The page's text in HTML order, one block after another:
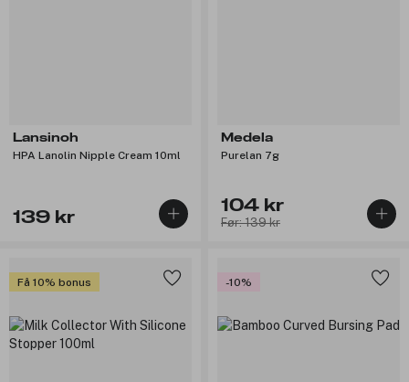
Lansinoh
HPA Lanolin Nipple Cream 10ml
139 kr
Medela
Purelan 7g
104 kr
Før: 139 kr
Få 10% bonus -10%